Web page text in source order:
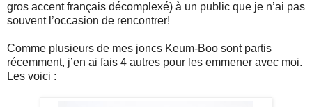
gros accent français décomplexé) à un public que je n’ai pas
souvent l’occasion de rencontrer!
Comme plusieurs de mes joncs Keum-Boo sont partis
récemment, j’en ai fais 4 autres pour les emmener avec moi.
Les voici :